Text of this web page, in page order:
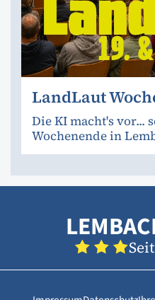
LandLaut
Die KI macht's vor...
Wochenende in